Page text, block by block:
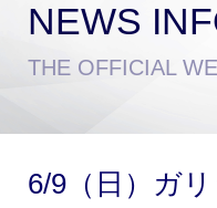
チケットを購
NEWS
THE OFFICIAL
6/9（日）ガ